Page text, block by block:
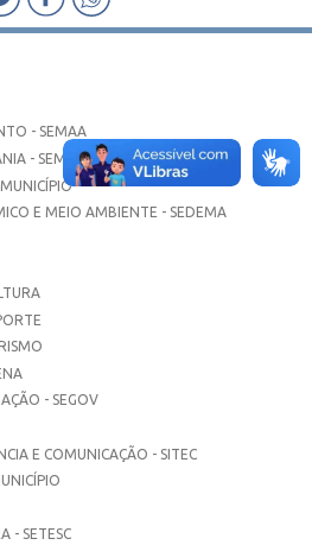
- SEMAA
- SEMASC
E MEIO AMBIENTE - SEDEMA
- SEGOV
E COMUNICAÇÃO - SITEC
- SETESC